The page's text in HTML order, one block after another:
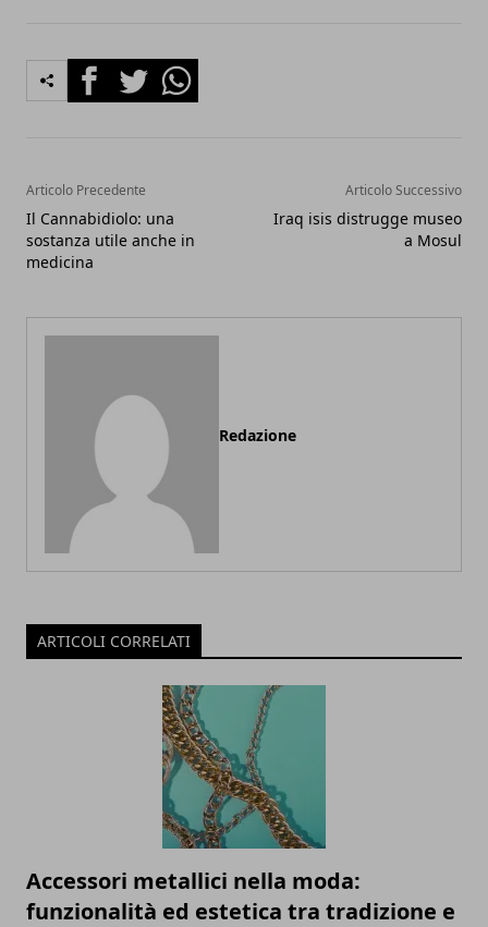
FacebookTwitterWhatsapp
Articolo Precedente
Il Cannabidiolo: una
sostanza utile anche in
medicina
Articolo Successivo
Iraq isis distrugge museo
a Mosul
Redazione
ARTICOLI CORRELATI
Accessori metallici nella moda:
funzionalità ed estetica tra tradizione e